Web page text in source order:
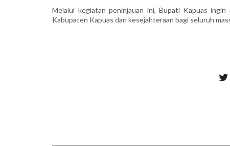
Melalui kegiatan peninjauan ini, Bupati Kapuas
Kabupaten Kapuas dan kesejahteraan bagi seluruh